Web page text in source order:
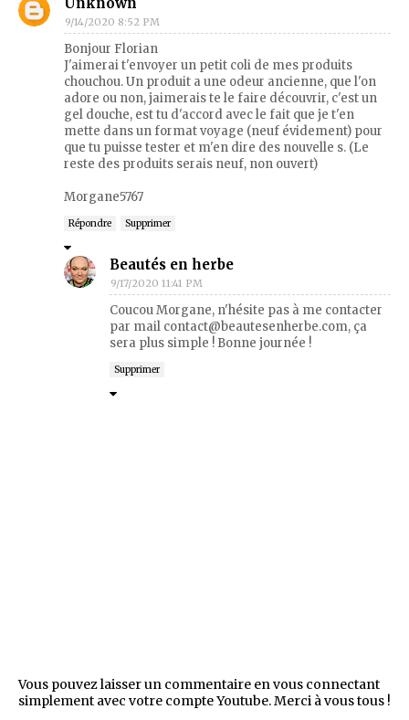
9/14/2020 8:52 PM
Bonjour Florian
J'aimerai t'envoyer un petit coli de mes produits
chouchou. Un produit a une odeur ancienne, que l'on
adore ou non, jaimerais te le faire découvrir, c'est un
gel douche, est tu d'accord avec le fait que je t'en
mette dans un format voyage (neuf évidement) pour
que tu puisse tester et m'en dire des nouvelle s. (Le
reste des produits serais neuf, non ouvert)
Morgane5767
Répondre Supprimer
Beautés en herbe
9/17/2020 11:41 PM
Coucou Morgane, n'hésite pas à me contacter
par mail contact@beautesenherbe.com, ça
sera plus simple ! Bonne journée !
Supprimer
Vous pouvez laisser un commentaire en vous connectant
simplement avec votre compte Youtube. Merci à vous tous !